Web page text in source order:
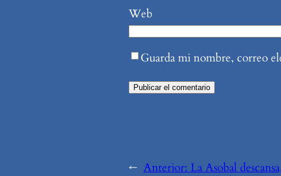
Web
Guarda mi nombre, correo
← Anterior: La Asobal